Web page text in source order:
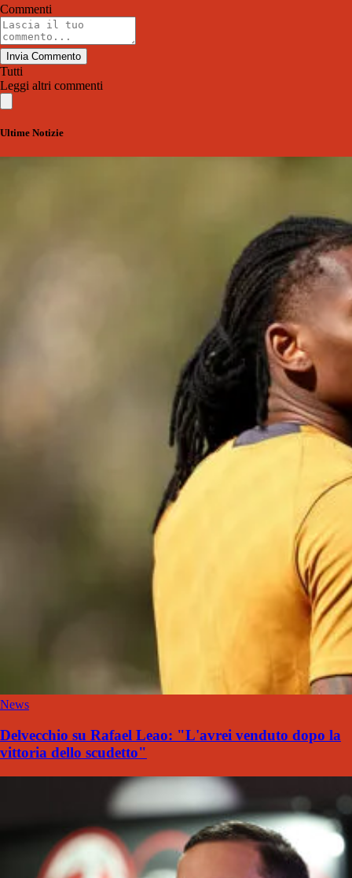
Commenti
Invia Commento
Tutti
Leggi altri commenti
Ultime Notizie
News
Delvecchio su Rafael Leao: "L'avrei venduto dopo la
vittoria dello scudetto"